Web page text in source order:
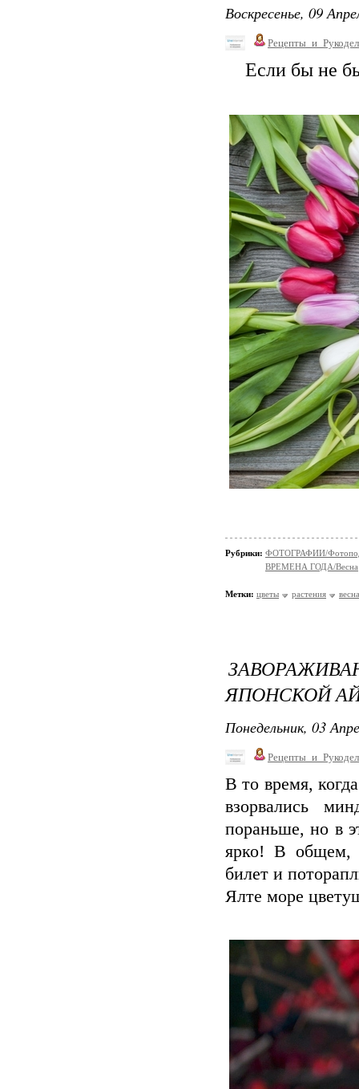
Воскресенье, 09
Если бы не
Рубрики: ФОТОГРАФИИ/
ВРЕМЕНА ГОДА/Весна
Метки: цветы растения весна
ЯПОНСКОЙ
Понедельник, 03
В то время,
взорвались
пораньше, но в
ярко! В общем,
билет и
Ялте море